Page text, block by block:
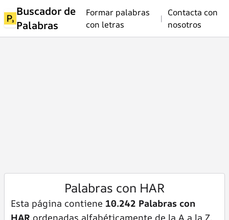
Buscador de
Palabras
Formar palabras
con letras
|
Contacta con
nosotros
Palabras con HAR
Esta página contiene 10.242 Palabras con
HAR,ordenadas alfabéticamente de la A a la Z.